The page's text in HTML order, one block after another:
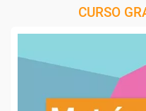
CURSO